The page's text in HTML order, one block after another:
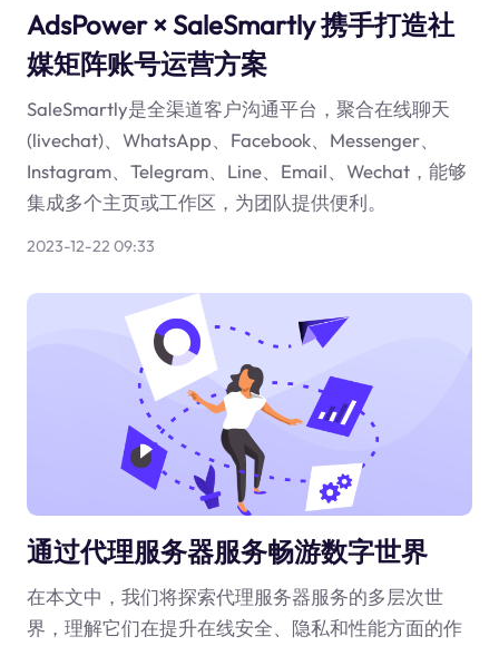
AdsPower × SaleSmartly 携手打造社
媒矩阵账号运营方案
SaleSmartly是全渠道客户沟通平台，聚合在线聊天
(livechat)、WhatsApp、Facebook、Messenger、
Instagram、Telegram、Line、Email、Wechat，能够
集成多个主页或工作区，为团队提供便利。
2023-12-22 09:33
通过代理服务器服务畅游数字世界
在本文中，我们将探索代理服务器服务的多层次世
界，理解它们在提升在线安全、隐私和性能方面的作